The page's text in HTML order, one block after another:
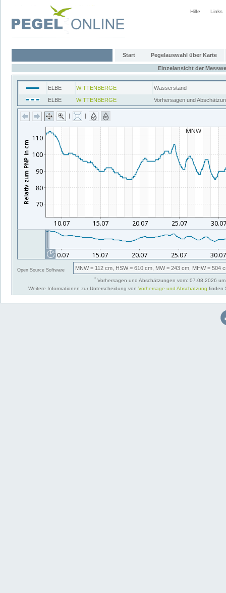
Hilfe Links
Start Pegelauswahl über Karte
Einzelansicht der
ELBE WITTENBERGE
Wasserstand
ELBE
WITTENBERGE Vorhersagen und
| |
Open Source Software MNW= 112 cm, HSW= 610 cm, MW= 243 cm, MHW= 504
* Vorhersagen und Abschätzungen vom: 07.08.2026
Weitere Informationen zur Unterscheidung von Vorhersage und Abschätzung finden